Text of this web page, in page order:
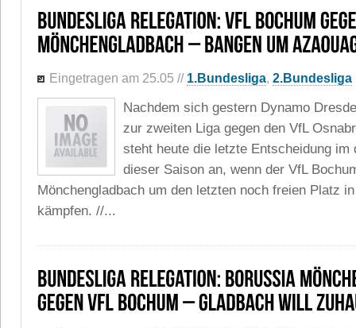
Eingetragen am 25.05 // 1.Bundesliga, 2.Bundesliga
Nachdem sich gestern Dynamo
zur zweiten Liga gegen den VfL
steht heute die letzte Entscheidung im
dieser Saison an, wenn der VfL
Mönchengladbach um den letzten noch freien Platz
kämpfen. //...